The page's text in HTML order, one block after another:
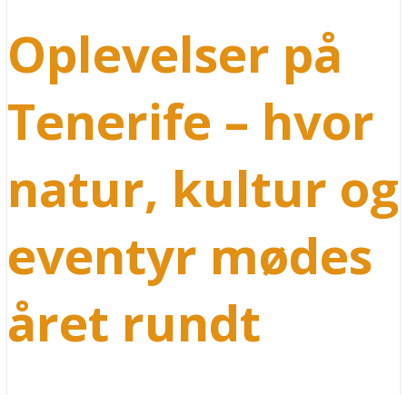
Oplevelser på
Tenerife – hvor
natur, kultur og
eventyr mødes
året rundt